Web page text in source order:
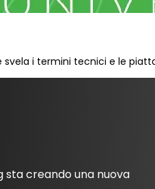
i termini tecnici e le
sta creando una nuova